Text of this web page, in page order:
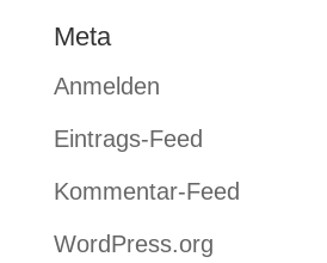
Meta
Anmelden
Eintrags-Feed
Kommentar-Feed
WordPress.org